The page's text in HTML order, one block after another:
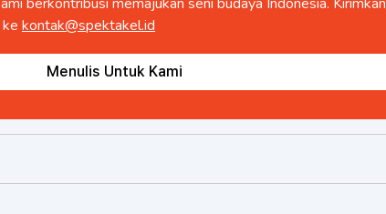
kontak@spektakel.id
Menulis Untuk Kami